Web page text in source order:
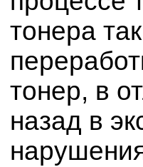
тонера
тонер, в
назад в